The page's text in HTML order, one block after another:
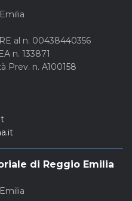
al n. 00438440356
n. 133871
Prev. n. A100158
di Reggio Emilia